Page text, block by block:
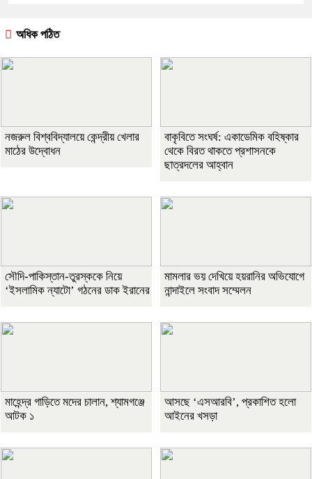
অধিক পঠিত
নজরুল বিশ্ববিদ্যালয়ে কেন্দ্রীয় খেলার
মাঠের উদ্বোধন
বাকৃবিতে সংঘর্ষ: একাডেমিক বহিষ্কার
থেকে বিরত থাকতে প্রশাসনকে
ছাত্রদলের আহ্বান
সৌদি-পাকিস্তান-তুরস্ককে নিয়ে
‘ইসলামিক ন্যাটো’ গঠনের ডাক ইরানের
মামলার ভয় দেখিয়ে হয়রানির অভিযোগে
নান্দাইলে সংবাদ সম্মেলন
মাহেন্দ্র গাড়িতে মদের চালান, শ্যামগঞ্জে
আটক ১
আসছে ‘এসআরবি’, প্রকাশিত হলো
আইনের খসড়া